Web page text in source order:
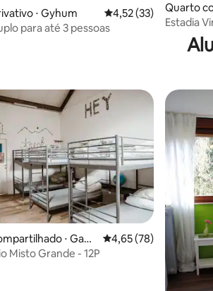
⋅ Gyhum 4,52 de uma
4,52 (33)
para até 3 pessoas
Quarto
dã
Estadia
⋅ Gant
4,65 de uma avaliação
4,65 (78)
Misto Grande - 12P